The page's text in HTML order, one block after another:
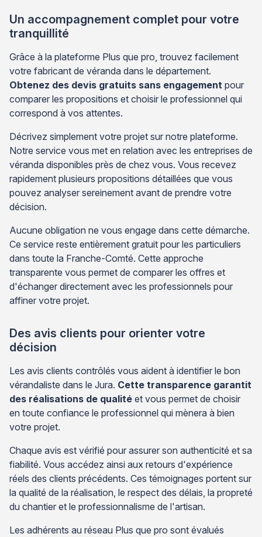
Un accompagnement complet pour votre
tranquillité
Grâce à la plateforme Plus que pro, trouvez facilement
votre fabricant de véranda dans le département.
Obtenez des devis gratuits sans engagement pour
comparer les propositions et choisir le professionnel qui
correspond à vos attentes.
Décrivez simplement votre projet sur notre plateforme.
Notre service vous met en relation avec les entreprises de
véranda disponibles près de chez vous. Vous recevez
rapidement plusieurs propositions détaillées que vous
pouvez analyser sereinement avant de prendre votre
décision.
Aucune obligation ne vous engage dans cette démarche.
Ce service reste entièrement gratuit pour les particuliers
dans toute la Franche-Comté. Cette approche
transparente vous permet de comparer les offres et
d'échanger directement avec les professionnels pour
affiner votre projet.
Des avis clients pour orienter votre
décision
Les avis clients contrôlés vous aident à identifier le bon
vérandaliste dans le Jura. Cette transparence garantit
des réalisations de qualité et vous permet de choisir
en toute confiance le professionnel qui mènera à bien
votre projet.
Chaque avis est vérifié pour assurer son authenticité et sa
fiabilité. Vous accédez ainsi aux retours d'expérience
réels des clients précédents. Ces témoignages portent sur
la qualité de la réalisation, le respect des délais, la propreté
du chantier et le professionnalisme de l'artisan.
Les adhérents au réseau Plus que pro sont évalués